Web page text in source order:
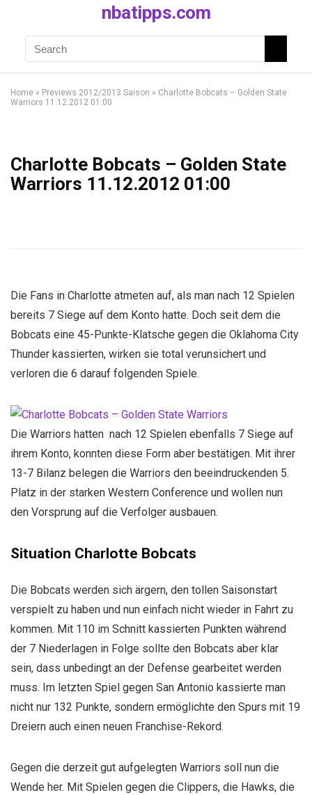
nbatipps.com
Home » Previews 2012/2013 Saison » Charlotte Bobcats – Golden State
Warriors 11.12.2012 01:00
Charlotte Bobcats – Golden State
Warriors 11.12.2012 01:00
Die Fans in Charlotte atmeten auf, als man nach 12 Spielen
bereits 7 Siege auf dem Konto hatte. Doch seit dem die
Bobcats eine 45-Punkte-Klatsche gegen die Oklahoma City
Thunder kassierten, wirken sie total verunsichert und
verloren die 6 darauf folgenden Spiele.
Die Warriors hatten nach 12 Spielen ebenfalls 7 Siege auf
ihrem Konto, konnten diese Form aber bestätigen. Mit ihrer
13-7 Bilanz belegen die Warriors den beeindruckenden 5.
Platz in der starken Western Conference und wollen nun
den Vorsprung auf die Verfolger ausbauen.
Situation Charlotte Bobcats
Die Bobcats werden sich ärgern, den tollen Saisonstart
verspielt zu haben und nun einfach nicht wieder in Fahrt zu
kommen. Mit 110 im Schnitt kassierten Punkten während
der 7 Niederlagen in Folge sollte den Bobcats aber klar
sein, dass unbedingt an der Defense gearbeitet werden
muss. Im letzten Spiel gegen San Antonio kassierte man
nicht nur 132 Punkte, sondern ermöglichte den Spurs mit 19
Dreiern auch einen neuen Franchise-Rekord.
Gegen die derzeit gut aufgelegten Warriors soll nun die
Wende her. Mit Spielen gegen die Clippers, die Hawks, die